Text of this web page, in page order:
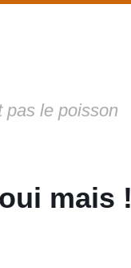
pas le poisson
mais !